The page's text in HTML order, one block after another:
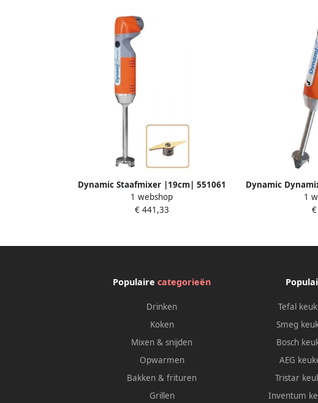
Dynamic Staafmixer |19cm| 551061
Horeca & Professioneel
1 webshop
€ 441,33
Dynamic
1
Populairecategorieën
Drinken
Koken
Mixen & snijden
Opwarmen
Bakken & frituren
Grillen
Tefal
Smeg
Bosch
AEG
Tristar
Inventum